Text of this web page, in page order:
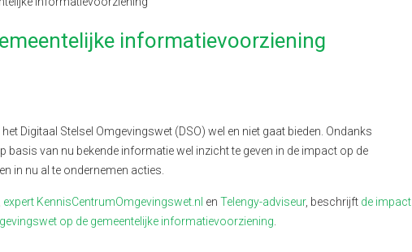
informatievoorziening
Digitaal Stelsel Omgevingswet (DSO) wel en niet gaat bieden. Ondanks
basis van nu bekende informatie wel inzicht te geven in de impact op de
in nu al te ondernemen acties.
expert KennisCentrumOmgevingswet.nl en Telengy-adviseur, beschrijft de impact
op de gemeentelijke informatievoorziening.